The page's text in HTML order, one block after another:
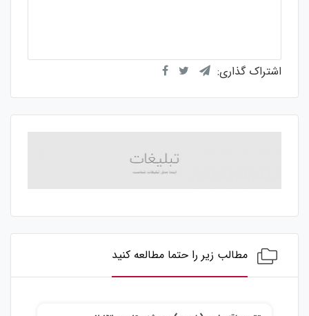
اشتراک گذاری:
مطالب زیر را حتما مطالعه کنید